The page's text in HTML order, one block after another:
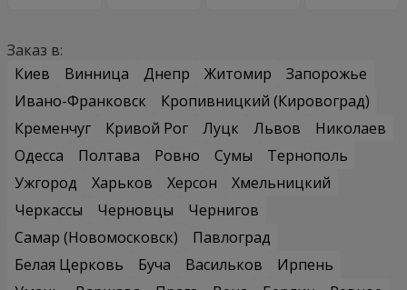
Заказ в:
Киев
Винница Днепр Житомир
Запорожье
Ивано-Франковск
Кропивницкий (Кировоград)
Кременчуг
Кривой Рог Луцк Львов
Николаев
Одесса
Полтава Ровно Сумы
Тернополь
Ужгород
Харьков Херсон
Хмельницкий
Черкассы
Черновцы
Чернигов
Самар (Новомосковск)
Павлоград
Белая Церковь
Буча Васильков
Ирпень